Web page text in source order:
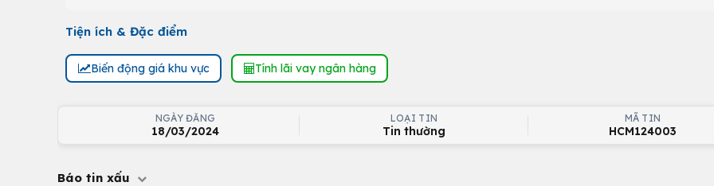
Tiện ích & Đặc điểm
Biến động giá khu vực Tính lãi vay ngân hàng
NGÀY ĐĂNG
18/03/2024
LOẠI TIN
Tin thường
MÃ TIN
HCM124003
Báo tin xấu